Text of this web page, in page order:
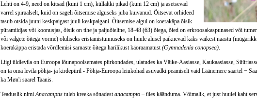
Lehti on 4-9, need on kitsad (kuni 1 cm), küllaltki pikad (kuni 12 cm) ja asetsevad
varrel spiraalselt, kuid on sageli õitsemise alguseks juba kuivanud. Õitsevat orhideed
tasub otsida juuni keskpaigast juuli keskpaigani. Õitsemise algul on koerakäpa õisik
püramiidjas või koonusjas, õisik on tihe ja paljuõieline, 18-48 (63) õiega, õied on erkroosakaspunased või
või valgete õitega vorme) oluliseks eristamistunnuseks on huule alusel paiknevad kaks väikest naastu
koerakäppa eristada võrdlemisi sarnaste õitega harilikust käoraamatust(Gymnadenia conopsea).
Liigi üldlevila on Euroopa lõunapoolsemates piirkondades, ulatudes ka Väike-Aasiasse, Kaukaasiasse,
on ta oma levila põhja- ja kirdepiiril - Põhja-Euroopa leiukohad asuvadki peamiselt vaid Läänemere saartel −
ka Møn'i saarel Taanis.
Teaduslik nimiAnacamptistuleb kreeka sõnadestanacampto– üles käänduma. Võimalik, et just huulel kaht